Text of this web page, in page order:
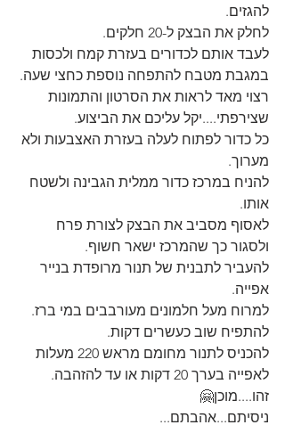
להגזים.
לחלק את הבצק ל-20 חלקים.
לעבד אותם לכדורים בעזרת קמח ולכסות
במגבת מטבח להתפחה נוספת כחצי שעה.
רצוי מאד לראות את הסרטון והתמונות
שצירפתי....יקל עליכם את הביצוע.
כל כדור לפתוח לעלה בעזרת האצבעות ולא
מערוך.
להניח במרכז כדור ממלית הגבינה ולשטח
אותו.
לאסוף מסביב את הבצק לצורת פרח
ולסגור כך שהמרכז ישאר חשוף.
להעביר לתבנית של תנור מרופדת בנייר
אפייה.
למרוח מעל חלמונים מעורבבים במי ברז.
להתפיח שוב כעשרים דקות.
להכניס לתנור מחומם מראש 220 מעלות
לאפייה בערך 20 דקות או עד להזהבה.
זהו....מוכן🤗
ניסיתם...אהבתם...